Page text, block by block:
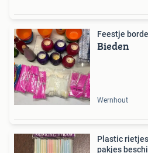
Feestje
Bieden
Wernhout
Plastic
pakjes